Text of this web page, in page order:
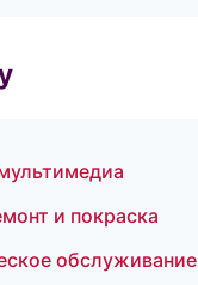
и покраска
обслуживание